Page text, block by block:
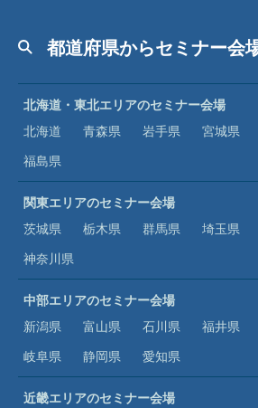
都道府県からセミナー会
北海道・東北エリアのセミナー会場
北海道
青森県 岩手県 宮城県
福島県
関東エリアのセミナー会場
茨城県
栃木県 群馬県 埼玉県
神奈川県
中部エリアのセミナー会場
新潟県
富山県 石川県 福井県
岐阜県
静岡県 愛知県
近畿エリアのセミナー会場